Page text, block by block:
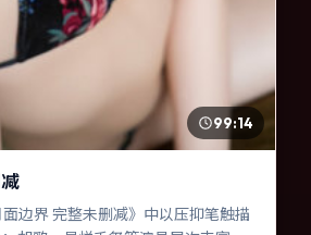
99:14
面边界 完整未删减》中以压抑笔触描